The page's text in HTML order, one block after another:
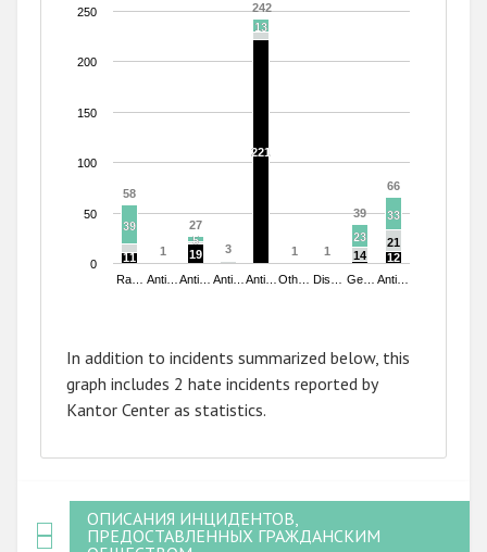
58
58
27
27
3
3
242
242
11 11
39
39
66
66
11
39
39
5
5
13
13
23
23
33
33
14
14
21
21
11
11 19
19
221
221
12
12
Ra… Anti… Anti… Anti… Anti… Oth… Dis… Ge… Anti…
0
50
100
150
200
250
In addition to incidents summarized below, this
graph includes 2 hate incidents reported by
Kantor Center as statistics.
ОПИСАНИЯ ИНЦИДЕНТОВ,
ПРЕДОСТАВЛЕННЫХ ГРАЖДАНСКИМ